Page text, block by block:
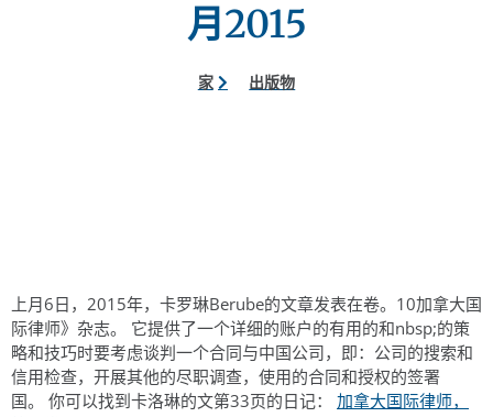
月2015
家 出版物
上月6日，2015年，卡罗琳Berube的文章发表在卷。10加拿大国
际律师》杂志。 它提供了一个详细的账户的有用的和nbsp;的策
略和技巧时要考虑谈判一个合同与中国公司，即：公司的搜索和
信用检查，开展其他的尽职调查，使用的合同和授权的签署
国。 你可以找到卡洛琳的文第33页的日记： 加拿大国际律师，